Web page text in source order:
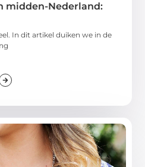
midden-Nederland:
In dit artikel duiken we in de